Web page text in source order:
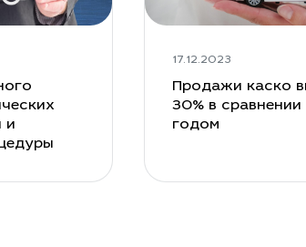
и
17.12.2023
Продажи каско
30% в
годом